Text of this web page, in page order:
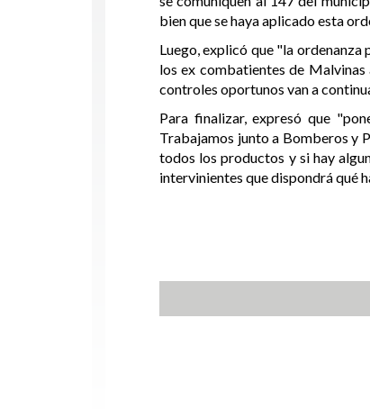
bien que se haya aplicado esta
Luego, explicó que "la ordenanza
los ex combatientes de
controles oportunos van a
Para finalizar, expresó que
Trabajamos junto a Bomberos y
todos los productos y si hay
intervinientes que dispondrá qué